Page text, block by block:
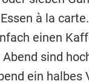
à la
einen
sind
ein halbes